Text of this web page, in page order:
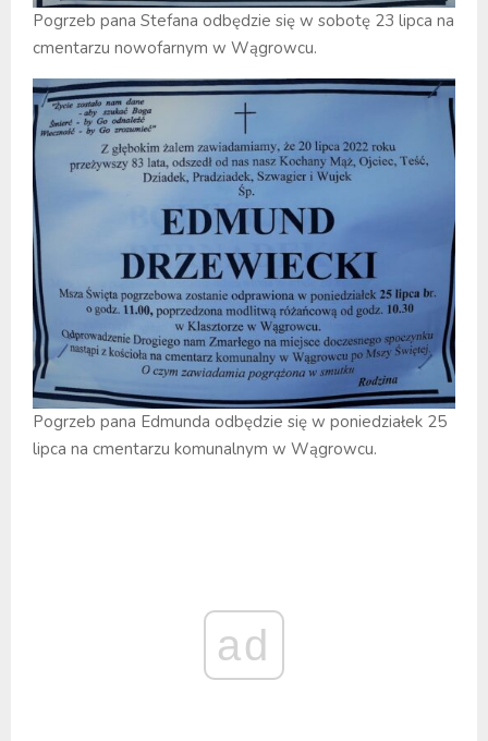
Pogrzeb pana Stefana odbędzie się w sobotę 23 lipca na
cmentarzu nowofarnym w Wągrowcu.
Pogrzeb pana Edmunda odbędzie się w poniedziałek 25
lipca na cmentarzu komunalnym w Wągrowcu.
ad